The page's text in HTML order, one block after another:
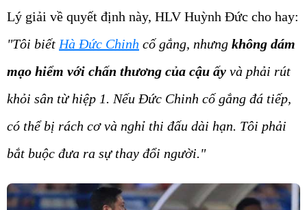
Lý giải về quyết định này, HLV Huỳnh Đức cho hay:
"Tôi biết Hà Đức Chinh cố gắng, nhưng không dám
mạo hiểm với chấn thương của cậu ấy và phải rút
khỏi sân từ hiệp 1. Nếu Đức Chinh cố gắng đá tiếp,
có thể bị rách cơ và nghỉ thi đấu dài hạn. Tôi phải
bắt buộc đưa ra sự thay đổi người."